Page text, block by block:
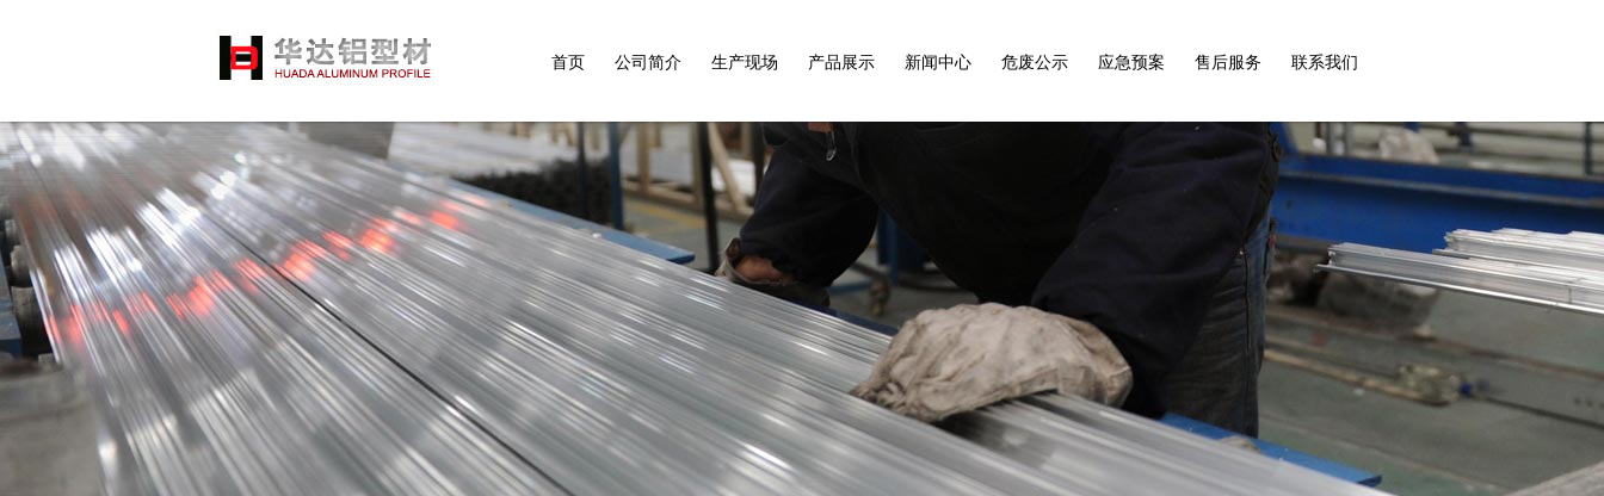
首页 公司简介 生产现场 产品展示 新闻中心 危废公示 应急预案 售后服务 联系我们